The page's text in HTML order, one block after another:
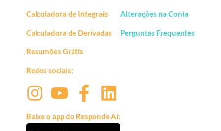
Calculadora de Integrais
Calculadora de Derivadas
Resumões Grátis
Redes sociais:
Baixe o app do Responde Aí:
Alterações na Conta
Perguntas Frequentes